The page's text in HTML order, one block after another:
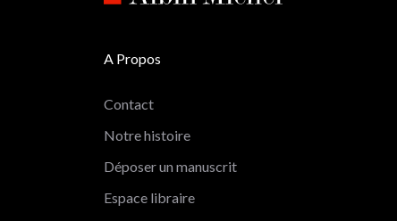
A Propos
Contact
Notre histoire
Déposer un manuscrit
Espace libraire